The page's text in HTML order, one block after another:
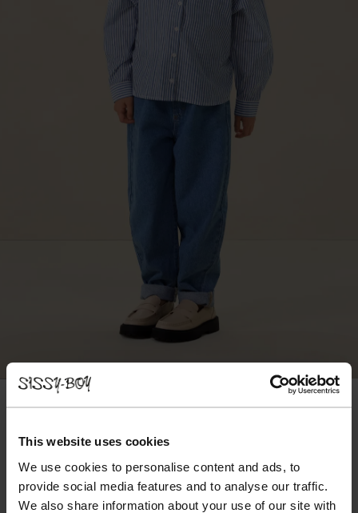
This website uses cookies
We use cookies to personalise content and ads, to
provide social media features and to analyse our traffic.
We also share information about your use of our site with
39.9927.99